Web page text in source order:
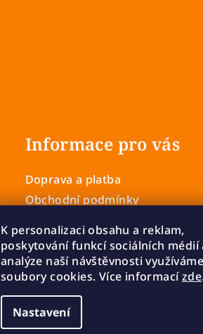
K personalizaci obsahu a reklam,
poskytování funkcí sociálních médií
analýze naší návštěvnosti využíváme
soubory cookies. Více informacízde
Nastavení
Informace pro vás
Doprava a platba
Obchodní podmínky
Vrácení a výměna zboží
Reklamace